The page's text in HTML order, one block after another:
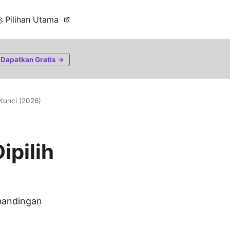
Pilihan Utama
Dapatkan Gratis →
(2026)